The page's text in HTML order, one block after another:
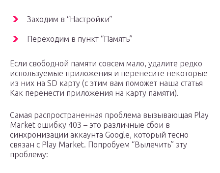
Заходим в “Настройки”
Переходим в пункт “Память”
Если свободной памяти совсем мало, удалите редко
используемые приложения и перенесите некоторые
из них на SD карту (с этим вам поможет наша статья
Как перенести приложения на карту памяти).
Самая распространенная проблема вызывающая Play
Market ошибку 403 – это различные сбои в
синхронизации аккаунта Google, который тесно
связан с Play Market. Попробуем “Вылечить” эту
проблему: